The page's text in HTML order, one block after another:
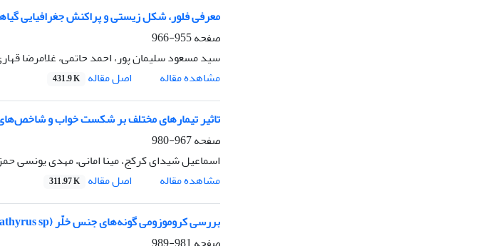
معرفی فلور، شکل زیستی و پراکنش جغرافیایی
صفحه955-966
سید مسعود سلیمان پور، احمد حاتمی، غلامرضا
مشاهده مقاله
اصل مقاله 431.9 K
تاثیر تیمارهای مختلف بر شکست خواب و
صفحه967-980
اسماعیل شیدای کرکج، مینا امانی، مهدی یونسی
مشاهده مقاله
اصل مقاله 311.97 K
بررسی کروموزومی گونه‌های جنس خلّر (Lathyrus sp) در شمال غربی ایران